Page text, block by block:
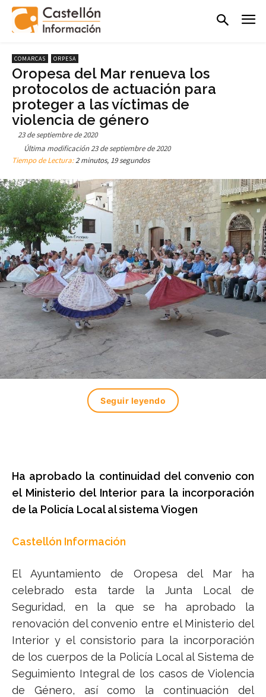
COMARCAS ORPESA
Oropesa del Mar renueva los
protocolos de actuación para
proteger a las víctimas de
violencia de género
23 de septiembre de 2020
Última modificación23 de septiembre de 2020
Tiempo de Lectura:2 minutos, 19 segundos
Seguir leyendo
Ha aprobado la continuidad del convenio con
el Ministerio del Interior para la incorporación
de la Policía Local al sistema Viogen
Castellón Información
El Ayuntamiento de Oropesa del Mar ha
celebrado esta tarde la Junta Local de
Seguridad, en la que se ha aprobado la
renovación del convenio entre el Ministerio del
Interior y el consistorio para la incorporación
de los cuerpos de la Policía Local al Sistema de
Seguimiento Integral de los casos de Violencia
de Género, así como la continuación del